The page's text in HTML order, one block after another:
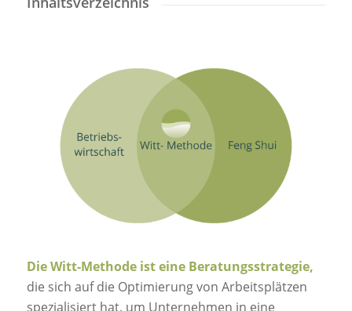
Die Witt-Methode ist eine Beratungsstrategie,
die sich auf die Optimierung von Arbeitsplätzen
spezialisiert hat, um Unternehmen in eine